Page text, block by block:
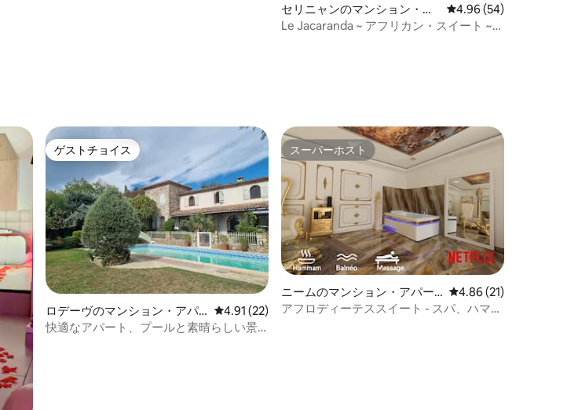
セリニャンのマンション・ア
パート
レビュー54件、5つ星
4.96 (54)
Le Jacaranda ~ アフリカン・スイート ~
ゲストチョイス
ゲストチョイス
ロデーヴのマンション・アパ
ート
レビュー22件、5つ星中4.91つ星の平均評価
4.91 (22)
快適なアパート、プールと素晴らしい景
スーパーホスト
スーパーホスト
ニームのマンション・アパー
ト
レビュー21件、5つ
4.86 (21)
アフロディーテススイート - スパ、ハマ